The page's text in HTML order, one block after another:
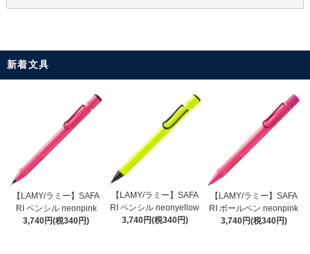
新着文具
【LAMY/ラミー】SAFA
RI ペンシル neonpink
3,740円(税340円)
【LAMY/ラミー】SAFA
RI ペンシル neonyellow
3,740円(税340円)
【LAMY/ラミー】SAFA
RI ボールペン neonpink
3,740円(税340円)